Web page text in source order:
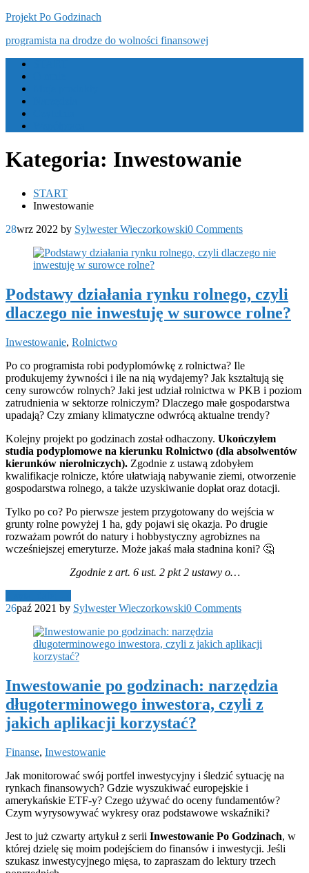
Projekt Po Godzinach
programista na drodze do wolności finansowej
Kategoria: Inwestowanie
START
Inwestowanie
28wrz 2022 by Sylwester Wieczorkowski0 Comments
Podstawy działania rynku rolnego, czyli
dlaczego nie inwestuję w surowce rolne?
Inwestowanie, Rolnictwo
Po co programista robi podyplomówkę z rolnictwa? Ile
produkujemy żywności i ile na nią wydajemy? Jak kształtują się
ceny surowców rolnych? Jaki jest udział rolnictwa w PKB i poziom
zatrudnienia w sektorze rolniczym? Dlaczego małe gospodarstwa
upadają? Czy zmiany klimatyczne odwrócą aktualne trendy?
Kolejny projekt po godzinach został odhaczony. Ukończyłem
studia podyplomowe na kierunku Rolnictwo (dla absolwentów
kierunków nierolniczych). Zgodnie z ustawą zdobyłem
kwalifikacje rolnicze, które ułatwiają nabywanie ziemi, otworzenie
gospodarstwa rolnego, a także uzyskiwanie dopłat oraz dotacji.
Tylko po co? Po pierwsze jestem przygotowany do wejścia w
grunty rolne powyżej 1 ha, gdy pojawi się okazja. Po drugie
rozważam powrót do natury i hobbystyczny agrobiznes na
wcześniejszej emeryturze. Może jakaś mała stadnina koni? 🤔
Zgodnie z art. 6 ust. 2 pkt 2 ustawy o…
26paź 2021 by Sylwester Wieczorkowski0 Comments
Inwestowanie po godzinach: narzędzia
długoterminowego inwestora, czyli z
jakich aplikacji korzystać?
Finanse, Inwestowanie
Jak monitorować swój portfel inwestycyjny i śledzić sytuację na
rynkach finansowych? Gdzie wyszukiwać europejskie i
amerykańskie ETF-y? Czego używać do oceny fundamentów?
Czym wyrysowywać wykresy oraz podstawowe wskaźniki?
Jest to już czwarty artykuł z serii Inwestowanie Po Godzinach, w
której dzielę się moim podejściem do finansów i inwestycji. Jeśli
szukasz inwestycyjnego mięsa, to zapraszam do lektury trzech